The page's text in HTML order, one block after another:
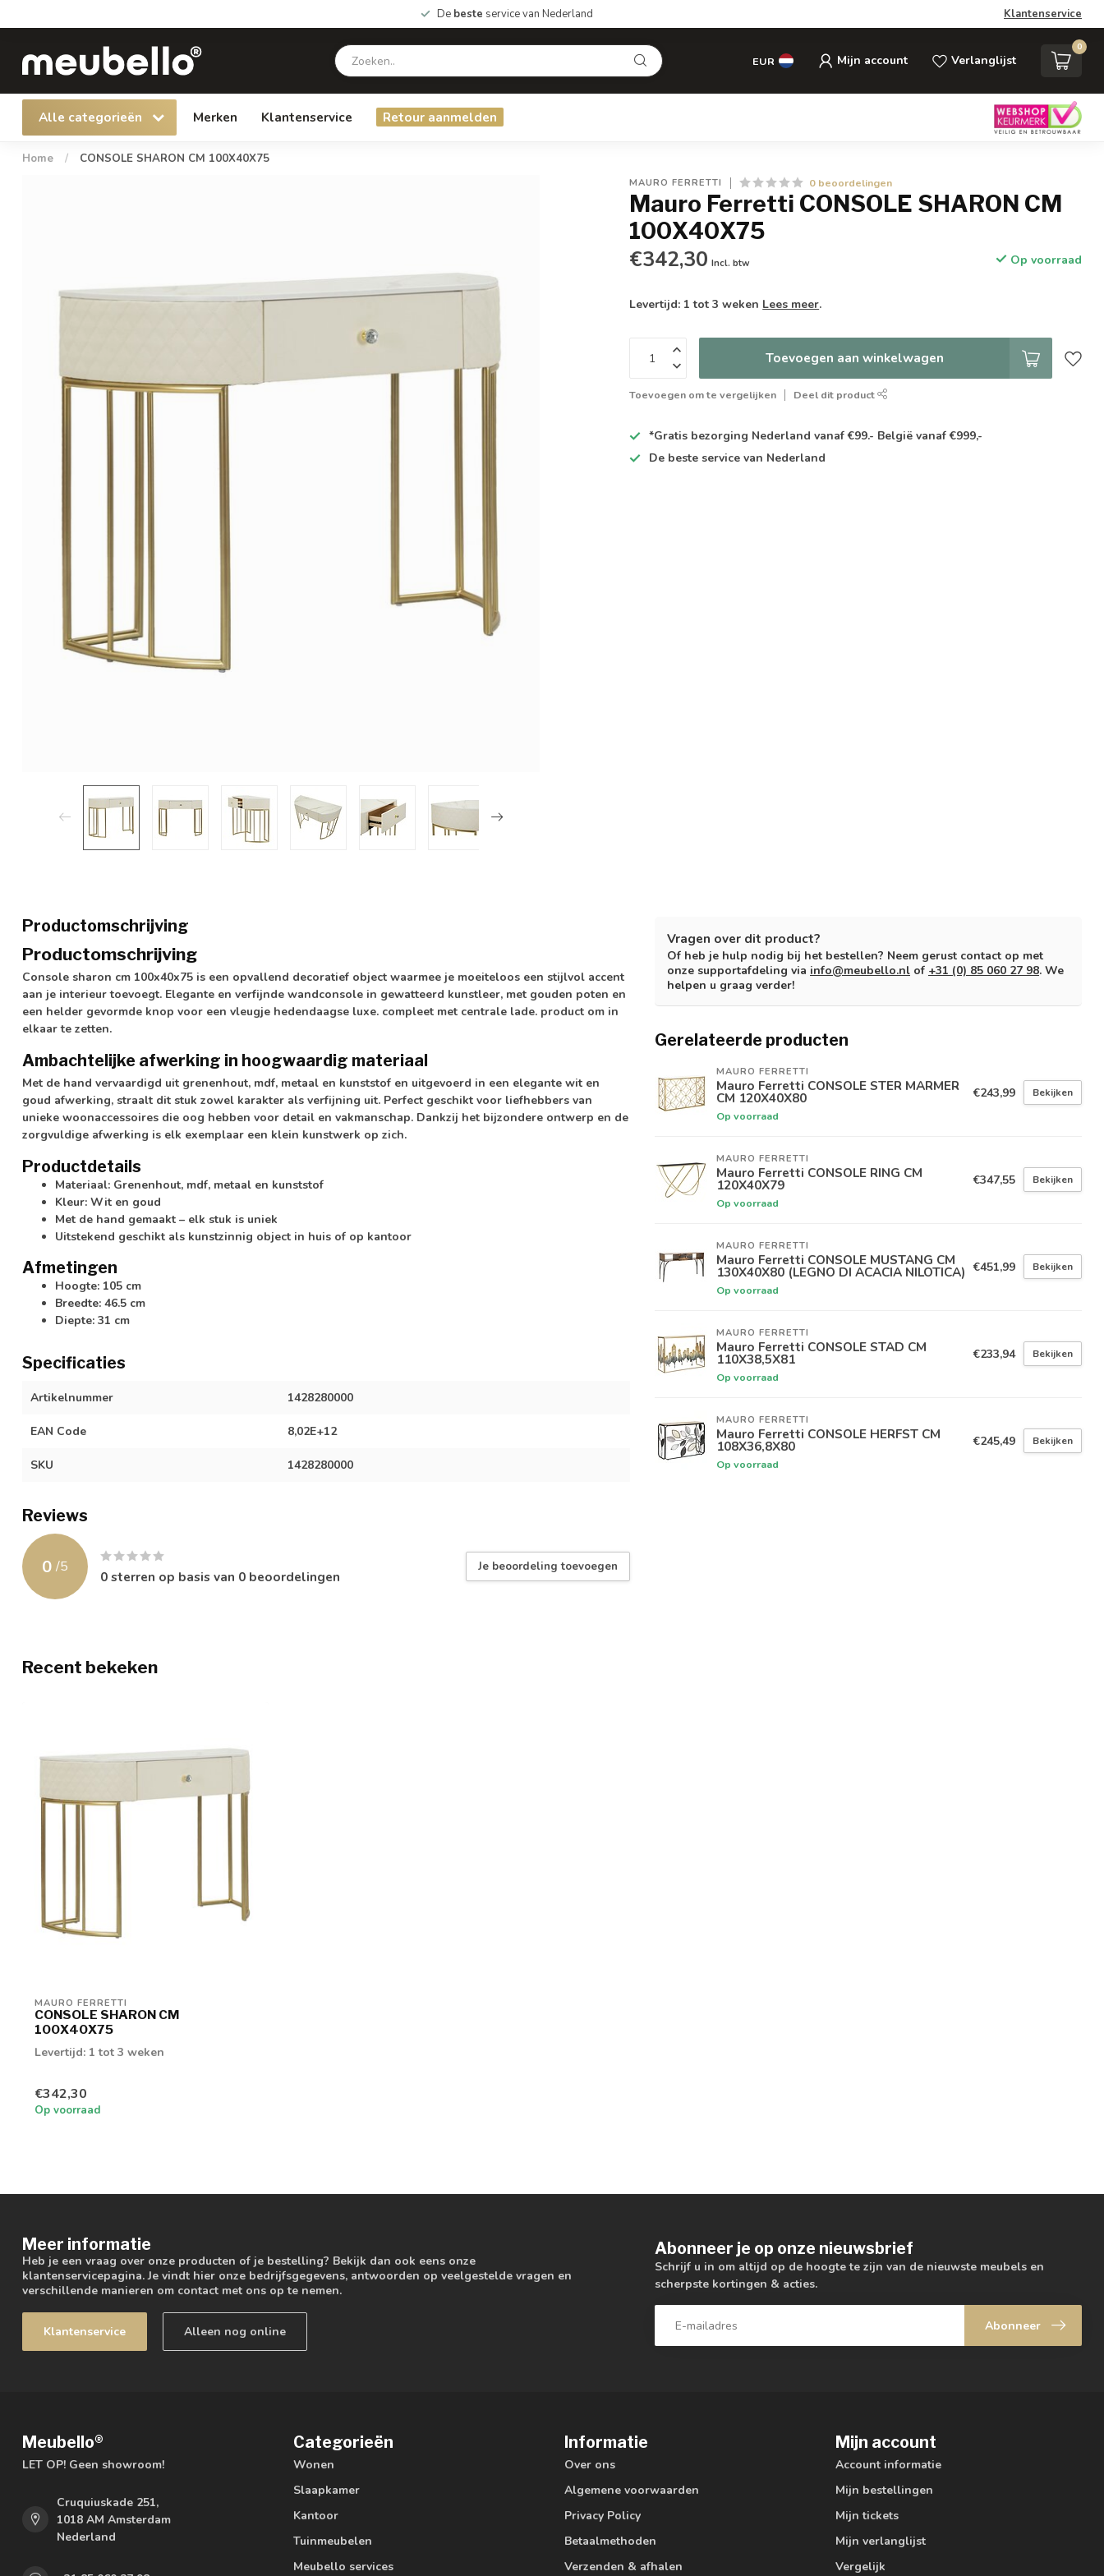
De beste service van Nederland Klantenservice
EUR Mijn account Verlanglijst
0
Alle categorieën Merken Klantenservice Retour aanmelden
Home / CONSOLE SHARON CM 100X40X75
MAURO FERRETTI 0 beoordelingen
Mauro Ferretti CONSOLE SHARON CM
100X40X75
€342,30 Incl. btw Op voorraad
Levertijd: 1 tot 3 weken Lees meer.
Toevoegen aan winkelwagen
Toevoegen om te vergelijken Deel dit product
*Gratis bezorging Nederland vanaf €99.- België vanaf €999,-
De beste service van Nederland
Productomschrijving
Productomschrijving
Console sharon cm 100x40x75 is een opvallend decoratief object waarmee je moeiteloos een stijlvol accent
aan je interieur toevoegt. Elegante en verfijnde wandconsole in gewatteerd kunstleer, met gouden poten en
een helder gevormde knop voor een vleugje hedendaagse luxe. compleet met centrale lade. product om in
elkaar te zetten.
Ambachtelijke afwerking in hoogwaardig materiaal
Met de hand vervaardigd uit grenenhout, mdf, metaal en kunststof en uitgevoerd in een elegante wit en
goud afwerking, straalt dit stuk zowel karakter als verfijning uit. Perfect geschikt voor liefhebbers van
unieke woonaccessoires die oog hebben voor detail en vakmanschap. Dankzij het bijzondere ontwerp en de
zorgvuldige afwerking is elk exemplaar een klein kunstwerk op zich.
Productdetails
Materiaal: Grenenhout, mdf, metaal en kunststof
Kleur: Wit en goud
Met de hand gemaakt – elk stuk is uniek
Uitstekend geschikt als kunstzinnig object in huis of op kantoor
Afmetingen
Hoogte: 105 cm
Breedte: 46.5 cm
Diepte: 31 cm
Specificaties
Artikelnummer 1428280000
EAN Code 8,02E+12
SKU 1428280000
Reviews
0 /5
0sterren op basis van 0 beoordelingen
Je beoordeling toevoegen
Vragen over dit product?
Of heb je hulp nodig bij het bestellen? Neem gerust contact op met
onze supportafdeling via info@meubello.nl of +31 (0) 85 060 27 98. We
helpen u graag verder!
Gerelateerde producten
MAURO FERRETTI
Mauro Ferretti CONSOLE STER MARMER
CM 120X40X80
Op voorraad
€243,99 Bekijken
MAURO FERRETTI
Mauro Ferretti CONSOLE RING CM
120X40X79
Op voorraad
€347,55 Bekijken
MAURO FERRETTI
Mauro Ferretti CONSOLE MUSTANG CM
130X40X80 (LEGNO DI ACACIA NILOTICA)
Op voorraad
€451,99 Bekijken
MAURO FERRETTI
Mauro Ferretti CONSOLE STAD CM
110X38,5X81
Op voorraad
€233,94 Bekijken
MAURO FERRETTI
Mauro Ferretti CONSOLE HERFST CM
108X36,8X80
Op voorraad
€245,49 Bekijken
Recent bekeken
MAURO FERRETTI
CONSOLE SHARON CM
100X40X75
Levertijd: 1 tot 3 weken
€342,30
Op voorraad
Meer informatie
Heb je een vraag over onze producten of je bestelling? Bekijk dan ook eens onze
klantenservicepagina. Je vindt hier onze bedrijfsgegevens, antwoorden op veelgestelde vragen en
verschillende manieren om contact met ons op te nemen.
Klantenservice Alleen nog online
Abonneer je op onze nieuwsbrief
Schrijf u in om altijd op de hoogte te zijn van de nieuwste meubels en
scherpste kortingen & acties.
Abonneer
Meubello®
LET OP! Geen showroom!
Cruquiuskade 251,
1018 AM Amsterdam
Nederland
Categorieën
Wonen
Slaapkamer
Kantoor
Tuinmeubelen
Meubello services
Informatie
Over ons
Algemene voorwaarden
Privacy Policy
Betaalmethoden
Verzenden & afhalen
Mijn account
Account informatie
Mijn bestellingen
Mijn tickets
Mijn verlanglijst
Vergelijk